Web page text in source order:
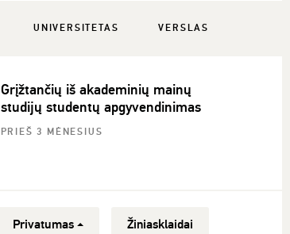
UNIVERSITETAS VERSLAS
Grįžtančių iš akademinių mainų
studijų studentų apgyvendinimas
PRIEŠ 3 MĖNESIUS
Privatumas Žiniasklaidai